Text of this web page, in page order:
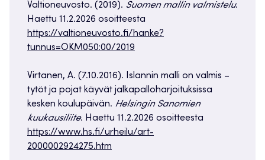
Valtioneuvosto. (2019). Suomen mallin valmistelu.
Haettu 11.2.2026 osoitteesta
https://valtioneuvosto.fi/hanke?
tunnus=OKM050:00/2019
Virtanen, A. (7.10.2016). Islannin malli on valmis –
tytöt ja pojat käyvät jalkapalloharjoituksissa
kesken koulupäivän. Helsingin Sanomien
kuukausiliite. Haettu 11.2.2026 osoitteesta
https://www.hs.fi/urheilu/art-
2000002924275.htm